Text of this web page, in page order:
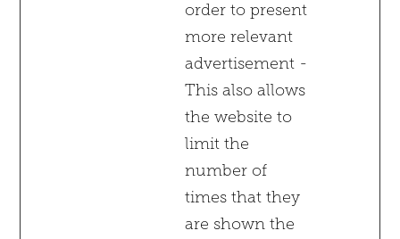
order to present
more relevant
advertisement -
This also allows
the website to
limit the
number of
times that they
are shown the